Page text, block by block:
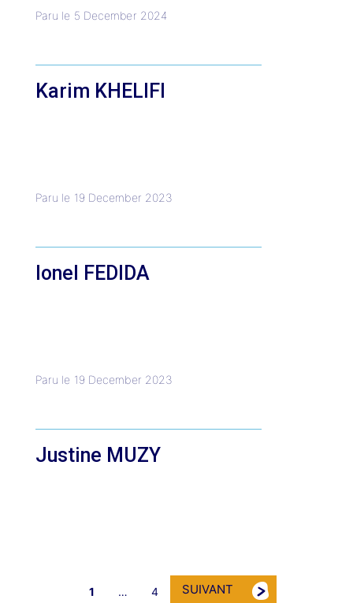
Paru le 5 December 2024
Karim KHELIFI
Paru le 19 December 2023
Ionel FEDIDA
Paru le 19 December 2023
Justine MUZY
Page
1 …
Page
4 SUIVANT